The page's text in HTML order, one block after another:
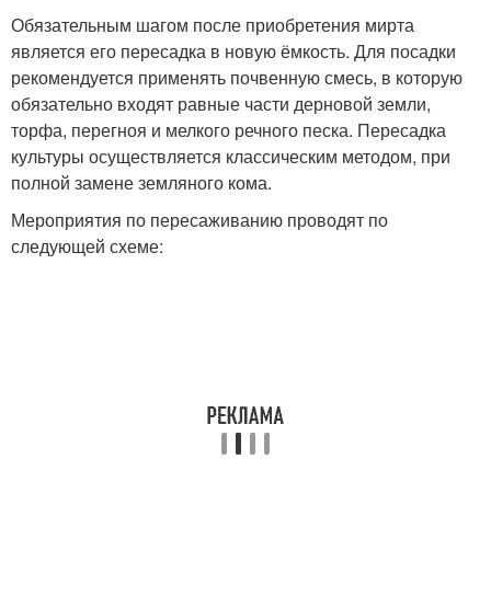
Обязательным шагом после приобретения мирта
является его пересадка в новую ёмкость. Для посадки
рекомендуется применять почвенную смесь, в которую
обязательно входят равные части дерновой земли,
торфа, перегноя и мелкого речного песка. Пересадка
культуры осуществляется классическим методом, при
полной замене земляного кома.
Мероприятия по пересаживанию проводят по
следующей схеме: